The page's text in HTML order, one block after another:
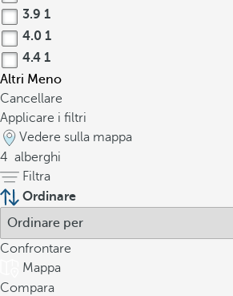
3.9 1
4.0 1
4.4 1
Altri Meno
Cancellare
Applicare i filtri
Vedere sulla mappa
4 alberghi
Filtra
Ordinare
Confrontare
Mappa
Compara